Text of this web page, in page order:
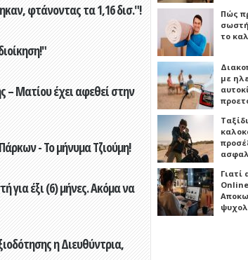
φτάνοντας τα 1,16 δισ."!
Ματίου έχει αφεθεί στην
- Το μήνυμα Τζιούμη!
για έξι (6) μήνες. Ακόμα να
η Διευθύντρια,
Πώς
το
με
Γιατί